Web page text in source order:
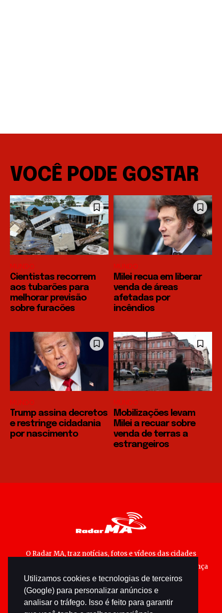
Utilizamos cookies e tecnologias de terceiros
(Google) para personalizar anúncios e
analisar o tráfego. Isso é feito para garantir
VOCÊ PODE GOSTAR
MUNDO
Cientistas recorrem
aos tubarões para
melhorar previsão
sobre furacões
MUNDO
Milei recua em liberar
venda de áreas
afetadas por
incêndios
MUNDO
Trump assina decretos
e restringe cidadania
por nascimento
MUNDO
Mobilizações levam
Milei a recuar sobre
venda de terras a
estrangeiros
O Radar MA, traz notícias, fotos e vídeos das cidades
maranhenses; matérias especiais sobre política, segurança
pública e cultura popular.